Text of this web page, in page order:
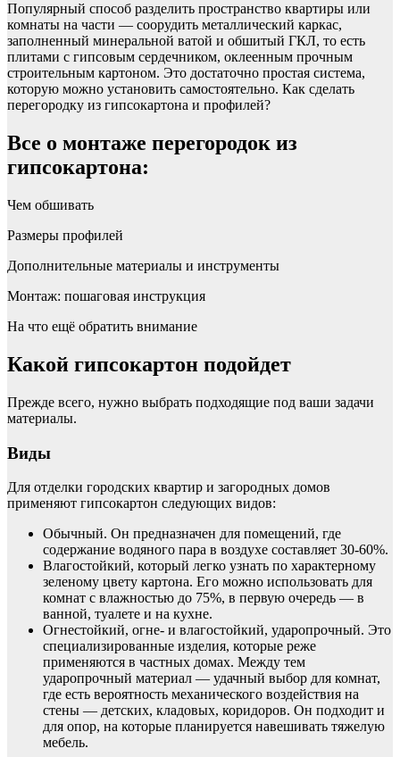
Популярный способ разделить пространство квартиры или
комнаты на части — соорудить металлический каркас,
заполненный минеральной ватой и обшитый ГКЛ, то есть
плитами с гипсовым сердечником, оклеенным прочным
строительным картоном. Это достаточно простая система,
которую можно установить самостоятельно. Как сделать
перегородку из гипсокартона и профилей?
Все о монтаже перегородок из
гипсокартона:
Чем обшивать
Размеры профилей
Дополнительные материалы и инструменты
Монтаж: пошаговая инструкция
На что ещё обратить внимание
Какой гипсокартон подойдет
Прежде всего, нужно выбрать подходящие под ваши задачи
материалы.
Виды
Для отделки городских квартир и загородных домов
применяют гипсокартон следующих видов:
Обычный. Он предназначен для помещений, где
содержание водяного пара в воздухе составляет 30-60%.
Влагостойкий, который легко узнать по характерному
зеленому цвету картона. Его можно использовать для
комнат с влажностью до 75%, в первую очередь — в
ванной, туалете и на кухне.
Огнестойкий, огне- и влагостойкий, ударопрочный. Это
специализированные изделия, которые реже
применяются в частных домах. Между тем
ударопрочный материал — удачный выбор для комнат,
где есть вероятность механического воздействия на
стены — детских, кладовых, коридоров. Он подходит и
для опор, на которые планируется навешивать тяжелую
мебель.